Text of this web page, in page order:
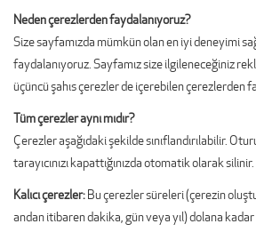
Neden çerezlerden faydalanıyoruz?
Size sayfamızda mümkün olan en iyi deneyimi
faydalanıyoruz. Sayfamız size ilgileneceğiniz
üçüncü şahıs çerezler de içerebilen çerezlerden
Tüm çerezler aynı mıdır?
Çerezler aşağıdaki şekilde sınıflandırılabilir.
tarayıcınızı kapattığınızda otomatik olarak silinir.
Kalıcı çerezler:Bu çerezler süreleri (çerezin
andan itibaren dakika, gün veya yıl) dolana kadar